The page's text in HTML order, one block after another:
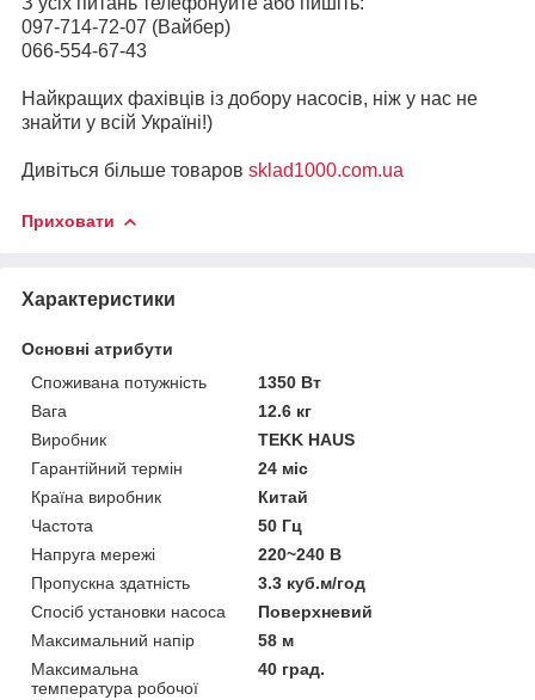
097-714-72-07 (Вайбер)
066-554-67-43
Найкращих фахівців із добору насосів, ніж у нас не
знайти у всій Україні!)
Дивіться більше товаров sklad1000.com.ua
Приховати
Характеристики
Основні атрибути
Споживана потужність
1350 Вт
Вага
12.6 кг
Виробник
TEKK HAUS
Гарантійний термін
24 міс
Країна виробник
Китай
Частота
50 Гц
Напруга мережі
220~240 В
Пропускна здатність
3.3 куб.м/год
Спосіб установки насоса
Поверхневий
Максимальний напір
58 м
Максимальна
температура робочої
40 град.